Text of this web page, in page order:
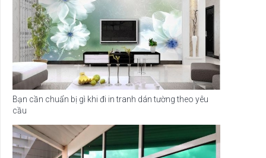
Bạn cần chuẩn bị gì khi đi in tranh dán tường theo yêu
cầu